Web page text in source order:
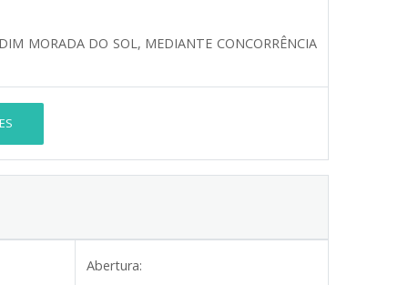
MORADA DO SOL, MEDIANTE CONCORRÊNCIA
Abertura: